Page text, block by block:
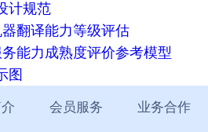
计规范
翻译能力等级评估
能力成熟度评价参考模型
图
会员服务 业务合作